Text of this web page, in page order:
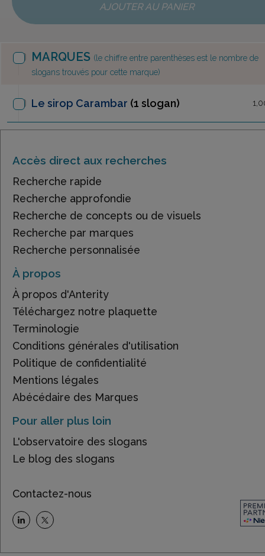
AJOUTER AU PANIER
MARQUES (le chiffre entre parenthèses est le nombre de
slogans trouvés pour cette marque)
Le sirop Carambar (1 slogan)
Accès direct aux recherches
Recherche rapide
Recherche approfondie
Recherche de concepts ou de visuels
Recherche par marques
Recherche personnalisée
À propos
À propos d'Anterity
Téléchargez notre plaquette
Terminologie
Conditions générales d'utilisation
Politique de confidentialité
Mentions légales
Abécédaire des Marques
Pour aller plus loin
L'observatoire des slogans
Le blog des slogans
Contactez-nous